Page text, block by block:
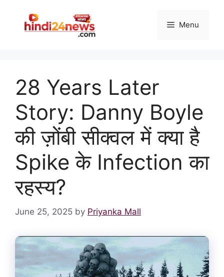
content
Menu
28 Years Later
Story: Danny Boyle
की ज़ोंबी सीक्वल में क्या है
Spike के Infection का
रहस्य?
June 25, 2025 by Priyanka Mall